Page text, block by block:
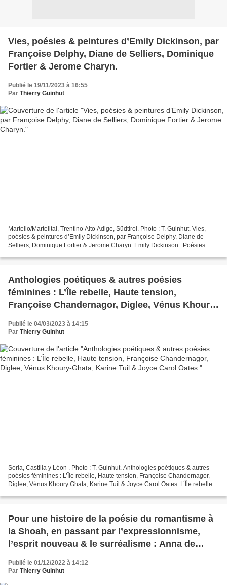
Vies, poésies & peintures d’Emily Dickinson, par
Françoise Delphy, Diane de Selliers, Dominique
Fortier & Jerome Charyn.
Publié le 19/11/2023 à 16:55
Par Thierry Guinhut
Martello/Martelltal, Trentino Alto Adige, Südtirol. Photo : T. Guinhut. Vies,
poésies & peintures d’Emily Dickinson, par Françoise Delphy, Diane de
Selliers, Dominique Fortier & Jerome Charyn. Emily Dickinson : Poésies
Anthologies poétiques & autres poésies
féminines : L’Île rebelle, Haute tension,
Françoise Chandernagor, Diglee, Vénus Khoury-
Ghata, Karine Tuil & Joyce Carol Oates.
Publié le 04/03/2023 à 14:15
Par Thierry Guinhut
Soria, Castilla y Léon . Photo : T. Guinhut. Anthologies poétiques & autres
poésies féminines : L’Île rebelle, Haute tension, Françoise Chandernagor,
Diglee, Vénus Khoury Ghata, Karine Tuil & Joyce Carol Oates. L’Île rebelle.
Pour une histoire de la poésie du romantisme à
la Shoah, en passant par l’expressionnisme,
l’esprit nouveau & le surréalisme : Anna de
Buñuel, Louis Aragon, Edith Bruck.
Publié le 01/12/2022 à 14:12
Par Thierry Guinhut